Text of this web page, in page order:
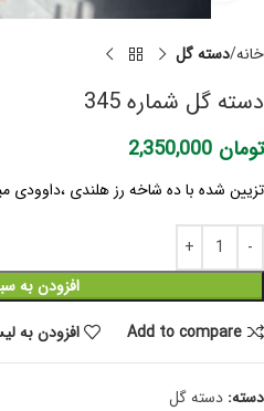
خانه دسته گل
دسته گل شماره 345
تومان
تزیین شده با ده شاخه رز هلندی ،داوودی
افزودن به
Add to compare
افزودن به
دسته: دسته گل